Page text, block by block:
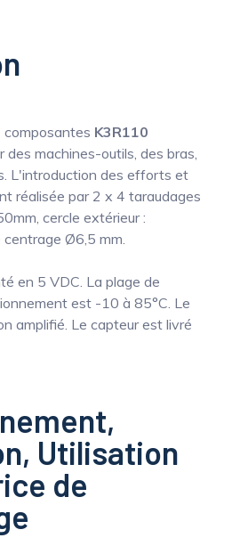
composantes K3R110
machines-outils, des bras,
L'introduction des efforts et
réalisée par 2 x 4 taraudages
cercle extérieur :
Ø6,5 mm.
en 5 VDC. La plage de
est -10 à 85°C. Le
amplifié. Le capteur est livré
Utilisation
de